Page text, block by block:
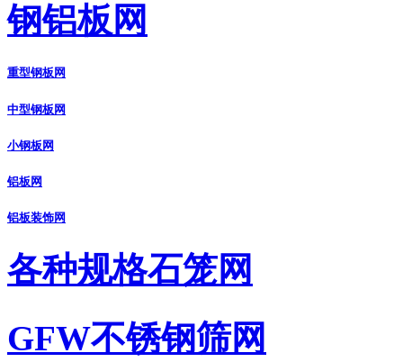
钢铝板网
重型钢板网
中型钢板网
小钢板网
铝板网
铝板装饰网
各种规格石笼网
GFW不锈钢筛网